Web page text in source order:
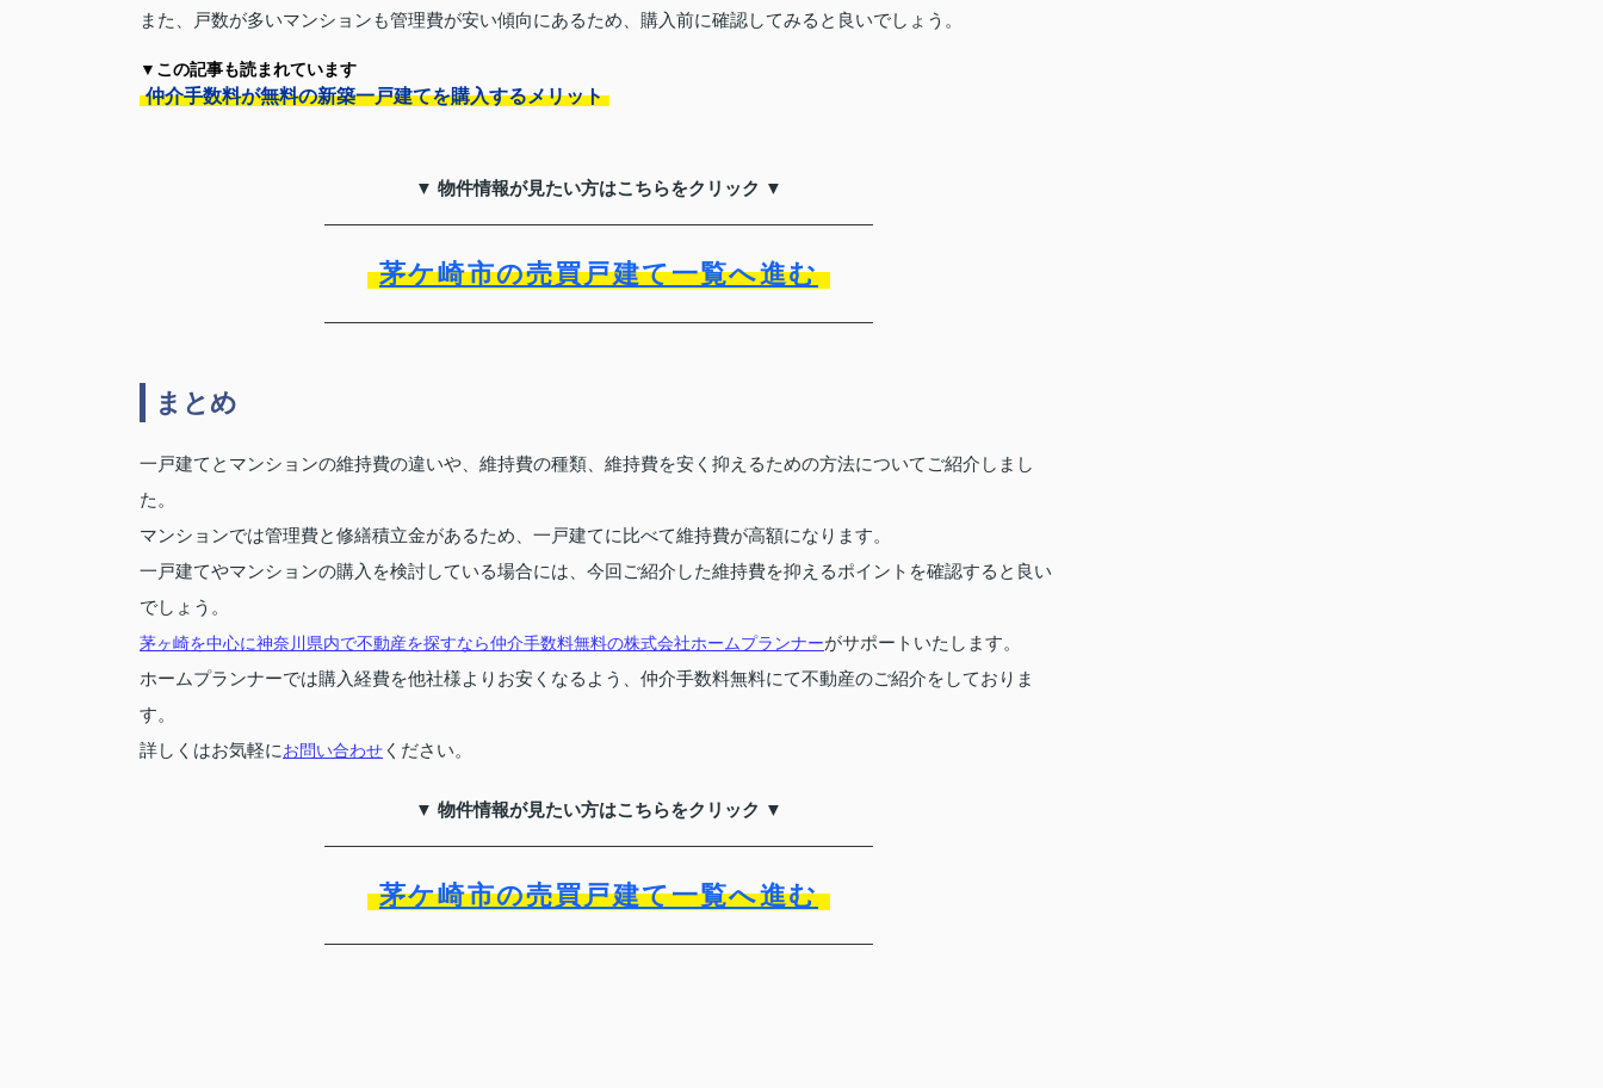
また、戸数が多いマンションも管理費が安い傾向にあるため、購入前に確認してみると良いでしょう。
▼この記事も読まれています
仲介手数料が無料の新築一戸建てを購入するメリット
▼ 物件情報が見たい方はこちらをクリック ▼
茅ケ崎市の売買戸建て一覧へ進む
まとめ
一戸建てとマンションの維持費の違いや、維持費の種類、維持費を安く抑えるための方法についてご紹介しまし
た。
マンションでは管理費と修繕積立金があるため、一戸建てに比べて維持費が高額になります。
一戸建てやマンションの購入を検討している場合には、今回ご紹介した維持費を抑えるポイントを確認すると良い
でしょう。
茅ヶ崎を中心に神奈川県内で不動産を探すなら仲介手数料無料の株式会社ホームプランナーがサポートいたします。
ホームプランナーでは購入経費を他社様よりお安くなるよう、仲介手数料無料にて不動産のご紹介をしておりま
す。
詳しくはお気軽にお問い合わせ ください。
▼ 物件情報が見たい方はこちらをクリック ▼
茅ケ崎市の売買戸建て一覧へ進む